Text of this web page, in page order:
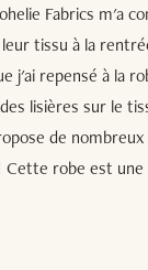
Fabrics m'a
tissu à la
j'ai repensé à la
lisières sur le
de nombreux
Cette robe est une